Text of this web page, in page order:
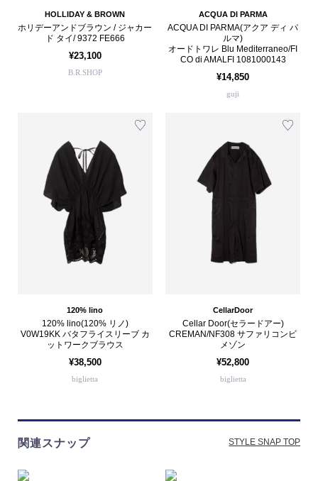
HOLLIDAY & BROWN
ホリデーアンドブラウン / ジャカー
ド タイ/ 9372 FE666
¥23,100
B.R.SHOP
ACQUA DI PARMA
ACQUA DI PARMA(アクア ディ パ
ルマ)
オードトワレ Blu Mediterraneo/FI
CO di AMALFI 1081000143
¥14,850
guji
120% lino
120% lino(120% リノ)
V0W19KK バタフライスリーブ カ
ットワークブラウス
¥38,500
biglietta
CellarDoor
Cellar Door(セラードアー)
CREMAN/NF308 サファリコンビ
メゾン
¥52,800
biglietta
関連スナップ STYLE SNAP TOP